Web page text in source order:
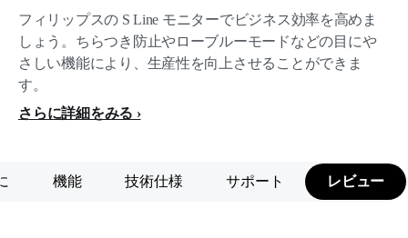
フィリップスの S Line モニターでビジネス効率を高めま
しょう。ちらつき防止やローブルーモードなどの目にや
さしい機能により、生産性を向上させることができま
す。
さらに詳細をみる
機能 技術仕様 サポート レビュー